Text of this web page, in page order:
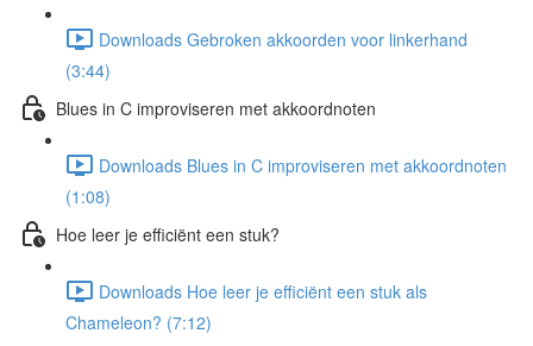
Downloads Gebroken akkoorden voor linkerhand
(3:44)
Blues in C improviseren met akkoordnoten
Downloads Blues in C improviseren met akkoordnoten
(1:08)
Hoe leer je efficiënt een stuk?
Downloads Hoe leer je efficiënt een stuk als
Chameleon? (7:12)